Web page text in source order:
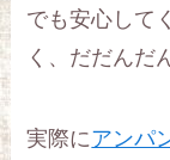
でも安心して
く、だだんだ
実際にアンパ